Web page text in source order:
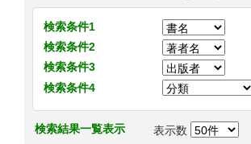
検索条件1
検索条件2
検索条件3
検索条件4
検索結果一覧表示 表示数